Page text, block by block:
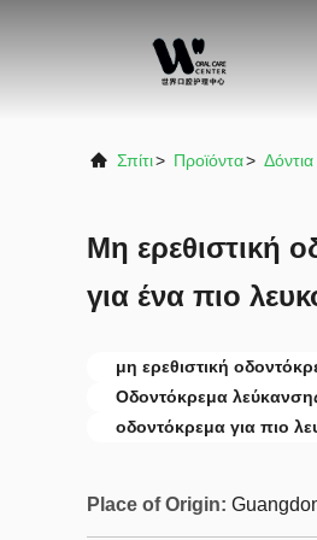
Σπίτι> Προϊόντα>
Μη ερεθιστική
για ένα πιο
μη ερεθιστική
Οδοντόκρεμα
οδοντόκρεμα για πιο
Place of Origin: